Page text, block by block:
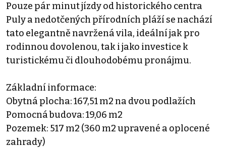
Pouze pár minut jízdy od historického centra
Puly a nedotčených přírodních pláží se nachází
tato elegantně navržená vila, ideální jak pro
rodinnou dovolenou, tak i jako investice k
turistickému či dlouhodobému pronájmu.
Základní informace:
Obytná plocha: 167,51 m2 na dvou podlažích
Pomocná budova: 19,06 m2
Pozemek: 517 m2 (360 m2 upravené a oplocené
zahrady)